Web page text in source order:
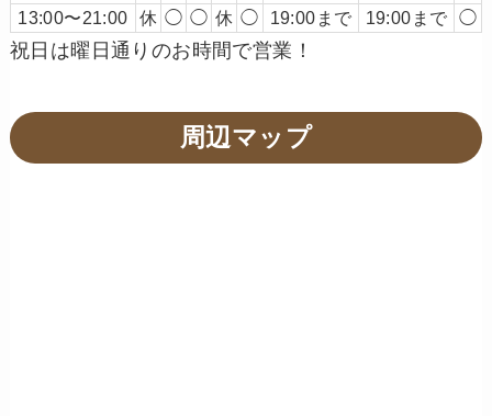
13:00〜21:00
休 ◯ ◯ 休 ◯ 19:00まで 19:00まで ◯
祝日は曜日通りのお時間で営業！
周辺マップ